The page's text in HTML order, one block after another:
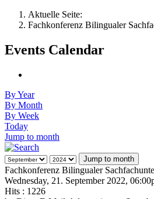
Aktuelle Seite:
Fachkonferenz Bilingualer
Events Calendar
By Year
By Month
By Week
Today
Jump to month
Jump to month
Fachkonferenz Bilingualer
Wednesday, 21. September 2022,
Hits : 1226